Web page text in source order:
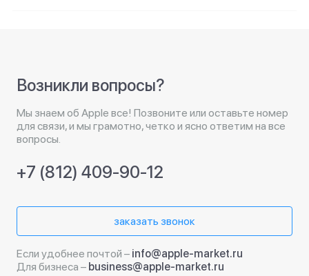
Возникли вопросы?
Мы знаем об Apple все! Позвоните или оставьте номер
для связи, и мы грамотно, четко и ясно ответим на все
вопросы.
+7 (812) 409-90-12
заказать звонок
Если удобнее почтой – info@apple-market.ru
Для бизнеса – business@apple-market.ru